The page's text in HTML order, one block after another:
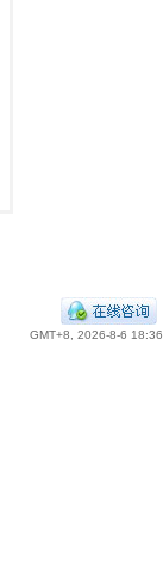
GMT+8, 2026-8-6 18:36